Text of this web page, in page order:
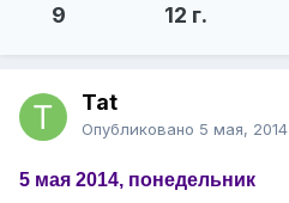
9 12 г.
Tat
Опубликовано 5 мая, 2014
5 мая 2014, понедельник